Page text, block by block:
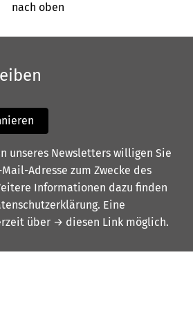
nach oben
unseres Newsletters willigen Sie
Adresse zum Zwecke des
Informationen dazu finden
. Eine
über → diesen Link möglich.